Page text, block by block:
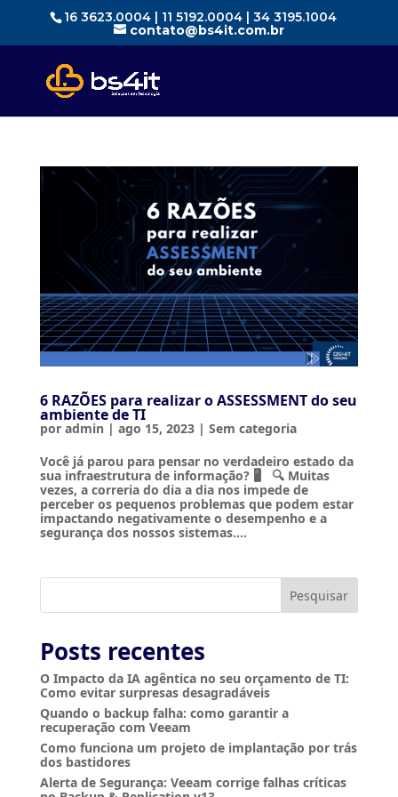
16 3623.0004 | 11 5192.0004 | 34 3195.1004
contato@bs4it.com.br
6 RAZÕES para realizar o ASSESSMENT do seu
ambiente de TI
por admin | ago 15, 2023| Sem categoria
Você já parou para pensar no verdadeiro estado da
sua infraestrutura de informação? 🖥️ 🔍 Muitas
vezes, a correria do dia a dia nos impede de
perceber os pequenos problemas que podem estar
impactando negativamente o desempenho e a
segurança dos nossos sistemas....
Pesquisar
Posts recentes
O Impacto da IA agêntica no seu orçamento de TI:
Como evitar surpresas desagradáveis
Quando o backup falha: como garantir a
recuperação com Veeam
Como funciona um projeto de implantação por trás
dos bastidores
Alerta de Segurança: Veeam corrige falhas críticas